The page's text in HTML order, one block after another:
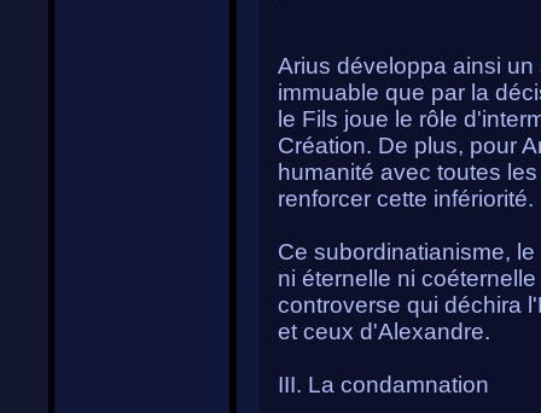
Arius développa ainsi
immuable que par la
le Fils joue le rôle
Création. De plus, pour
humanité avec toutes
renforcer cette infériorité.
Ce subordinatianisme,
ni éternelle ni
controverse qui déchira
et ceux d'Alexandre.
III. La condamnation